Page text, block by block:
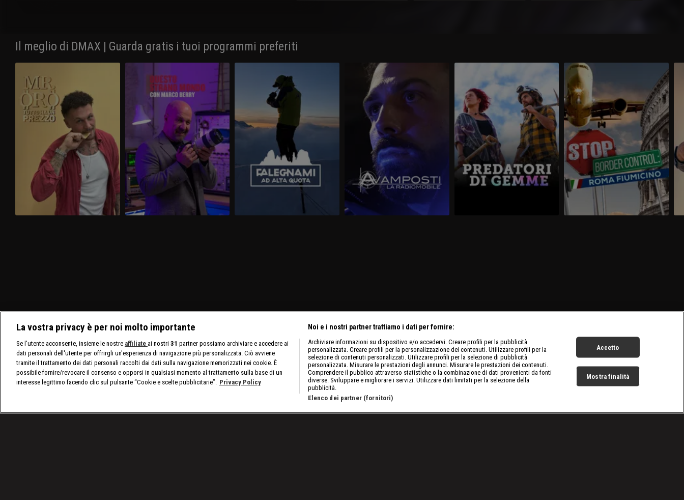
Il meglio di DMAX | Guarda gratis i tuoi programmi preferiti
La vostra privacy è per noi molto importante
Se l'utente acconsente, insieme le nostre affiliate ai nostri 31 partner possiamo archiviare e accedere ai
dati personali dell'utente per offrirgli un'esperienza di navigazione più personalizzata. Ciò avviene
tramite il trattamento dei dati personali raccolti dai dati sulla navigazione memorizzati nei cookie. È
possibile fornire/revocare il consenso e opporsi in qualsiasi momento al trattamento sulla base di un
interesse legittimo facendo clic sul pulsante “Cookie e scelte pubblicitarie”. Privacy Policy
Noi e i nostri partner trattiamo i dati per fornire:
Archiviare informazioni su dispositivo e/o accedervi. Creare profili per la pubblicità
personalizzata. Creare profili per la personalizzazione dei contenuti. Utilizzare profili per la
selezione di contenuti personalizzati. Utilizzare profili per la selezione di pubblicità
personalizzata. Misurare le prestazioni degli annunci. Misurare le prestazioni dei contenuti.
Comprendere il pubblico attraverso statistiche o la combinazione di dati provenienti da fonti
diverse. Sviluppare e migliorare i servizi. Utilizzare dati limitati per la selezione della
pubblicità.
Elenco dei partner (fornitori)
Accetto
Mostra finalità